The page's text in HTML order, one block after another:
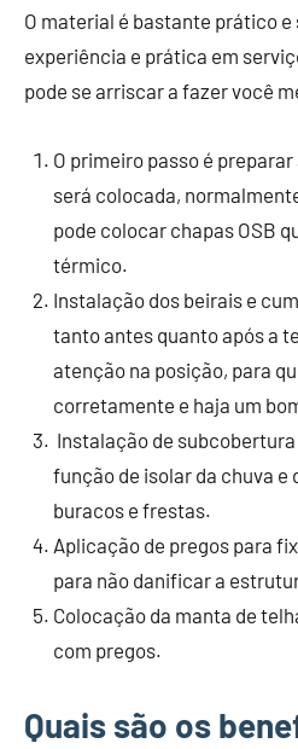
O material é bastante prático e
experiência e prática em
pode se arriscar a fazer você
O primeiro passo é
será colocada,
pode colocar chapas OSB
térmico.
Instalação dos beirais e
tanto antes quanto após a
atenção na posição, para
corretamente e haja um
Instalação de
função de isolar da chuva e
buracos e frestas.
Aplicação de pregos para
para não danificar a
Colocação da manta de
com pregos.
Quais são os